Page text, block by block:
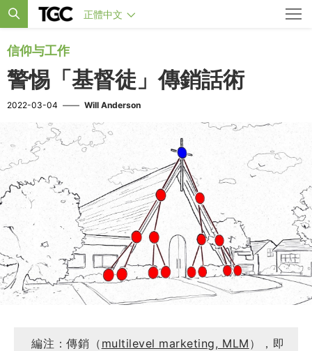
正體中文
信仰与工作
警惕「基督徒」傳銷話術
2022-03-04 —— Will Anderson
編注：傳銷（ multilevel marketing, MLM ），即